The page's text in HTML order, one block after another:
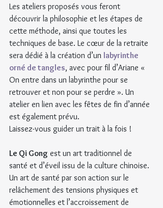
Les ateliers proposés vous feront
découvrir la philosophie et les étapes de
cette méthode, ainsi que toutes les
techniques de base. Le cœur de la retraite
sera dédié à la création d’un labyrinthe
orné de tangles, avec pour fil d’Ariane «
On entre dans un labyrinthe pour se
retrouver et non pour se perdre ». Un
atelier en lien avec les fêtes de fin d’année
est également prévu.
Laissez-vous guider un trait à la fois !
Le Qi Gong est un art traditionnel de
santé et d’éveil issu de la culture chinoise.
Un art de santé par son action sur le
relâchement des tensions physiques et
émotionnelles et l’accroissement de